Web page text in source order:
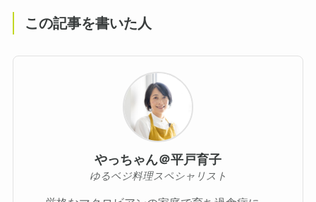
この記事を書いた人
やっちゃん＠平戸育子
ゆるベジ料理スペシャリスト